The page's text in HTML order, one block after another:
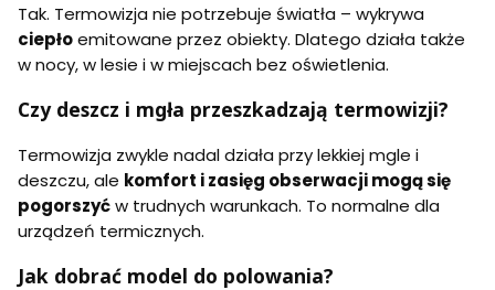
Tak. Termowizja nie potrzebuje światła – wykrywa
ciepłoemitowane przez obiekty. Dlatego działa także
w nocy, w lesie i w miejscach bez oświetlenia.
Czy deszcz i mgła przeszkadzają termowizji?
Termowizja zwykle nadal działa przy lekkiej mgle i
deszczu, ale komfort i zasięg obserwacji mogą się
pogorszyćw trudnych warunkach. To normalne dla
urządzeń termicznych.
Jak dobrać model do polowania?